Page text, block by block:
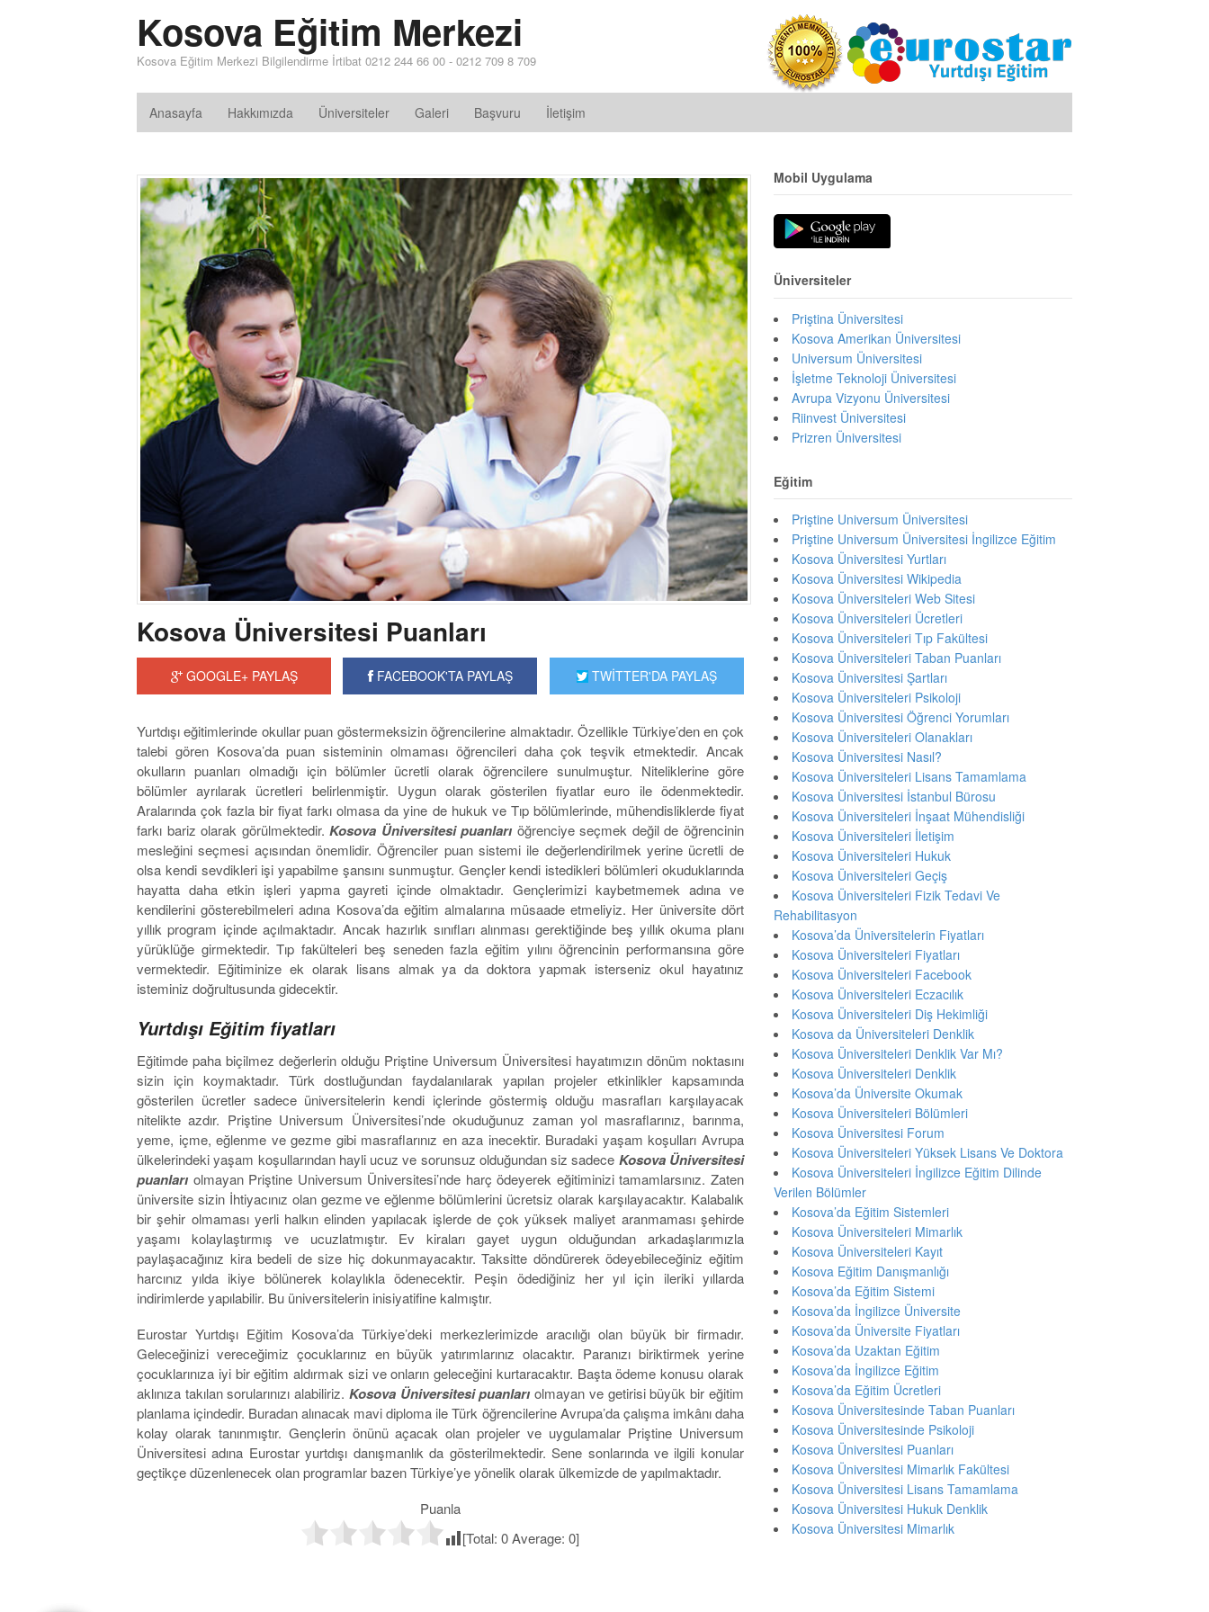
Kosova Eğitim Merkezi
Kosova Eğitim Merkezi Bilgilendirme İrtibat 0212 244 66 00 - 0212 709 8 709
Anasayfa Hakkımızda Üniversiteler Galeri Başvuru İletişim
Kosova Üniversitesi Puanları
GOOGLE+ PAYLAŞ FACEBOOK'TA PAYLAŞ TWİTTER'DA PAYLAŞ
Yurtdışı eğitimlerinde okullar puan göstermeksizin öğrencilerine almaktadır. Özellikle Türkiye’den en çok
talebi gören Kosova’da puan sisteminin olmaması öğrencileri daha çok teşvik etmektedir. Ancak
okulların puanları olmadığı için bölümler ücretli olarak öğrencilere sunulmuştur. Niteliklerine göre
bölümler ayrılarak ücretleri belirlenmiştir. Uygun olarak gösterilen fiyatlar euro ile ödenmektedir.
Aralarında çok fazla bir fiyat farkı olmasa da yine de hukuk ve Tıp bölümlerinde, mühendisliklerde fiyat
farkı bariz olarak görülmektedir.Kosova Üniversitesi puanları öğrenciye seçmek değil de öğrencinin
mesleğini seçmesi açısından önemlidir. Öğrenciler puan sistemi ile değerlendirilmek yerine ücretli de
olsa kendi sevdikleri işi yapabilme şansını sunmuştur. Gençler kendi istedikleri bölümleri okuduklarında
hayatta daha etkin işleri yapma gayreti içinde olmaktadır. Gençlerimizi kaybetmemek adına ve
kendilerini gösterebilmeleri adına Kosova’da eğitim almalarına müsaade etmeliyiz. Her üniversite dört
yıllık program içinde açılmaktadır. Ancak hazırlık sınıfları alınması gerektiğinde beş yıllık okuma planı
yürüklüğe girmektedir. Tıp fakülteleri beş seneden fazla eğitim yılını öğrencinin performansına göre
vermektedir. Eğitiminize ek olarak lisans almak ya da doktora yapmak isterseniz okul hayatınız
isteminiz doğrultusunda gidecektir.
Yurtdışı Eğitim fiyatları
Eğitimde paha biçilmez değerlerin olduğu Priştine Universum Üniversitesi hayatımızın dönüm noktasını
sizin için koymaktadır. Türk dostluğundan faydalanılarak yapılan projeler etkinlikler kapsamında
gösterilen ücretler sadece üniversitelerin kendi içlerinde göstermiş olduğu masrafları karşılayacak
nitelikte azdır. Priştine Universum Üniversitesi’nde okuduğunuz zaman yol masraflarınız, barınma,
yeme, içme, eğlenme ve gezme gibi masraflarınız en aza inecektir. Buradaki yaşam koşulları Avrupa
ülkelerindeki yaşam koşullarından hayli ucuz ve sorunsuz olduğundan siz sadece Kosova Üniversitesi
puanları olmayan Priştine Universum Üniversitesi’nde harç ödeyerek eğitiminizi tamamlarsınız. Zaten
üniversite sizin İhtiyacınız olan gezme ve eğlenme bölümlerini ücretsiz olarak karşılayacaktır. Kalabalık
bir şehir olmaması yerli halkın elinden yapılacak işlerde de çok yüksek maliyet aranmaması şehirde
yaşamı kolaylaştırmış ve ucuzlatmıştır. Ev kiraları gayet uygun olduğundan arkadaşlarımızla
paylaşacağınız kira bedeli de size hiç dokunmayacaktır. Taksitte döndürerek ödeyebileceğiniz eğitim
harcınız yılda ikiye bölünerek kolaylıkla ödenecektir. Peşin ödediğiniz her yıl için ileriki yıllarda
indirimlerde yapılabilir. Bu üniversitelerin inisiyatifine kalmıştır.
Eurostar Yurtdışı Eğitim Kosova’da Türkiye’deki merkezlerimizde aracılığı olan büyük bir firmadır.
Geleceğinizi vereceğimiz çocuklarınız en büyük yatırımlarınız olacaktır. Paranızı biriktirmek yerine
çocuklarınıza iyi bir eğitim aldırmak sizi ve onların geleceğini kurtaracaktır. Başta ödeme konusu olarak
aklınıza takılan sorularınızı alabiliriz. Kosova Üniversitesi puanları olmayan ve getirisi büyük bir eğitim
planlama içindedir. Buradan alınacak mavi diploma ile Türk öğrencilerine Avrupa’da çalışma imkânı daha
kolay olarak tanınmıştır. Gençlerin önünü açacak olan projeler ve uygulamalar Priştine Universum
Üniversitesi adına Eurostar yurtdışı danışmanlık da gösterilmektedir. Sene sonlarında ve ilgili konular
geçtikçe düzenlenecek olan programlar bazen Türkiye’ye yönelik olarak ülkemizde de yapılmaktadır.
Puanla
[Total:0Average:0]
Mobil Uygulama
Üniversiteler
Priştina Üniversitesi
Kosova Amerikan Üniversitesi
Universum Üniversitesi
İşletme Teknoloji Üniversitesi
Avrupa Vizyonu Üniversitesi
Riinvest Üniversitesi
Prizren Üniversitesi
Eğitim
Priştine Universum Üniversitesi
Priştine Universum Üniversitesi İngilizce Eğitim
Kosova Üniversitesi Yurtları
Kosova Üniversitesi Wikipedia
Kosova Üniversiteleri Web Sitesi
Kosova Üniversiteleri Ücretleri
Kosova Üniversiteleri Tıp Fakültesi
Kosova Üniversiteleri Taban Puanları
Kosova Üniversitesi Şartları
Kosova Üniversiteleri Psikoloji
Kosova Üniversitesi Öğrenci Yorumları
Kosova Üniversiteleri Olanakları
Kosova Üniversitesi Nasıl?
Kosova Üniversiteleri Lisans Tamamlama
Kosova Üniversitesi İstanbul Bürosu
Kosova Üniversiteleri İnşaat Mühendisliği
Kosova Üniversiteleri İletişim
Kosova Üniversiteleri Hukuk
Kosova Üniversiteleri Geçiş
Kosova Üniversiteleri Fizik Tedavi Ve
Rehabilitasyon
Kosova’da Üniversitelerin Fiyatları
Kosova Üniversiteleri Fiyatları
Kosova Üniversiteleri Facebook
Kosova Üniversiteleri Eczacılık
Kosova Üniversiteleri Diş Hekimliği
Kosova da Üniversiteleri Denklik
Kosova Üniversiteleri Denklik Var Mı?
Kosova Üniversiteleri Denklik
Kosova’da Üniversite Okumak
Kosova Üniversiteleri Bölümleri
Kosova Üniversitesi Forum
Kosova Üniversiteleri Yüksek Lisans Ve Doktora
Kosova Üniversiteleri İngilizce Eğitim Dilinde
Verilen Bölümler
Kosova’da Eğitim Sistemleri
Kosova Üniversiteleri Mimarlık
Kosova Üniversiteleri Kayıt
Kosova Eğitim Danışmanlığı
Kosova’da Eğitim Sistemi
Kosova’da İngilizce Üniversite
Kosova’da Üniversite Fiyatları
Kosova’da Uzaktan Eğitim
Kosova’da İngilizce Eğitim
Kosova’da Eğitim Ücretleri
Kosova Üniversitesinde Taban Puanları
Kosova Üniversitesinde Psikoloji
Kosova Üniversitesi Puanları
Kosova Üniversitesi Mimarlık Fakültesi
Kosova Üniversitesi Lisans Tamamlama
Kosova Üniversitesi Hukuk Denklik
Kosova Üniversitesi Mimarlık